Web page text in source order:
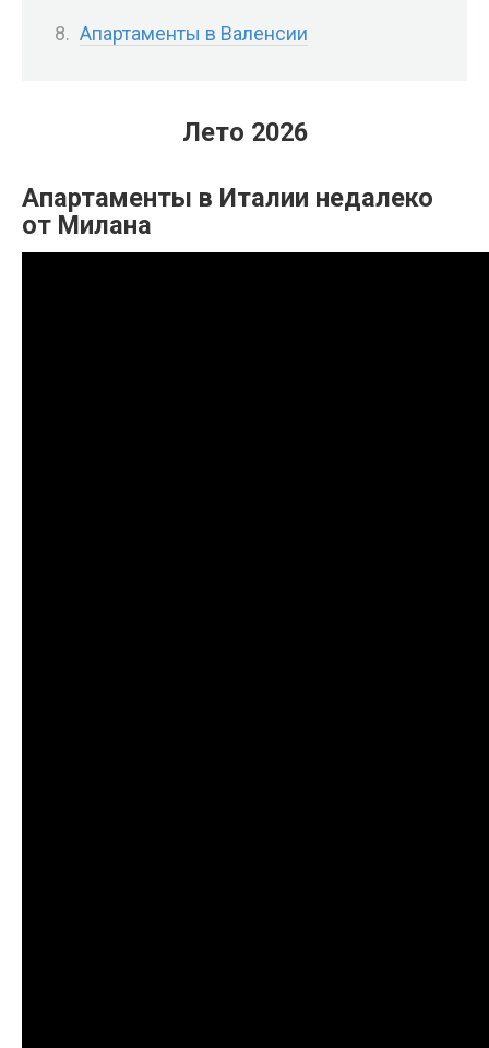
Апартаменты в Валенсии
Лето 2026
Апартаменты в Италии недалеко
от Милана